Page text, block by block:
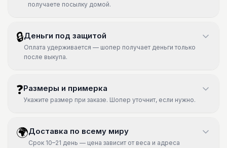
получаете посылку домой.
🔒Деньги под защитой
Оплата удерживается — шопер получает деньги только
после выкупа.
❓Размеры и примерка
Укажите размер при заказе. Шопер уточнит, если нужно.
🌍Доставка по всему миру
Срок 10–21 день — цена зависит от веса и адреса